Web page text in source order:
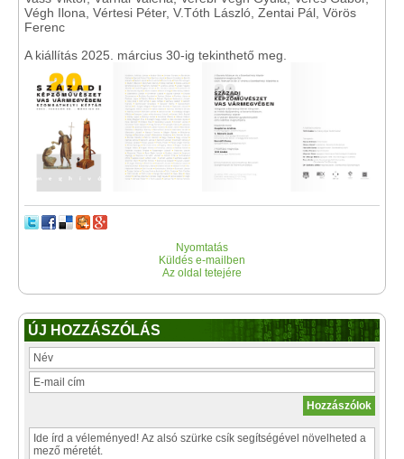
Végh Ilona, Vértesi Péter, V.Tóth László, Zentai Pál, Vörös
Ferenc
A kiállítás 2025. március 30-ig tekinthető meg.
Nyomtatás
Küldés e-mailben
Az oldal tetejére
ÚJ HOZZÁSZÓLÁS